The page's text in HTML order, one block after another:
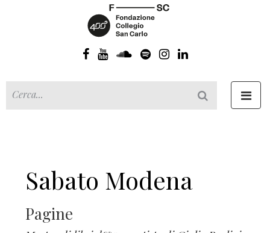
Sabato Modena
Pagine